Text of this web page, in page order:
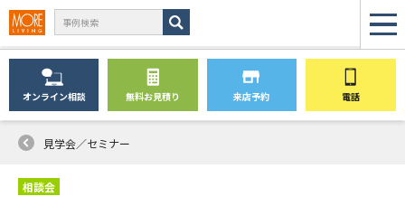
オンライン相談 無料お見積り 来店予約 電話
見学会／セミナー
相談会